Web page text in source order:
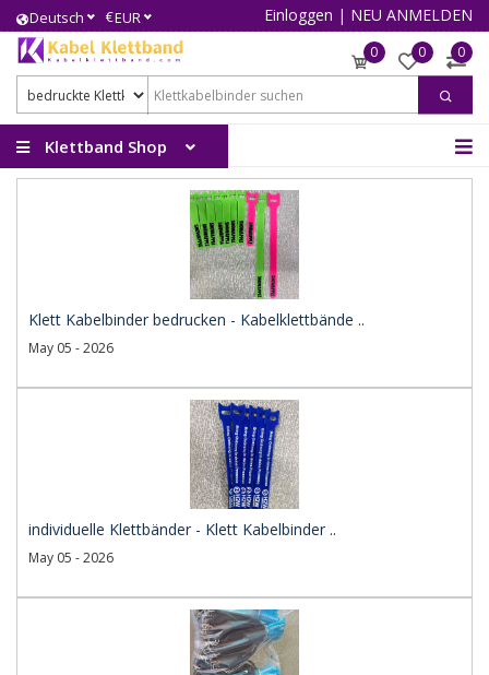
Deutsch €EUR Einloggen | NEU ANMELDEN
0 0 0
Klettband Shop
Klett Kabelbinder bedrucken - Kabelklettbände ..
May 05 - 2026
individuelle Klettbänder - Klett Kabelbinder ..
May 05 - 2026